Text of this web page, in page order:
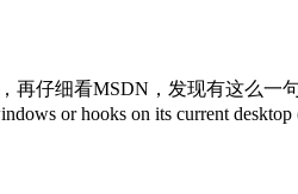
再仔细看MSDN，发现有这么一句
or hooks on its current desktop